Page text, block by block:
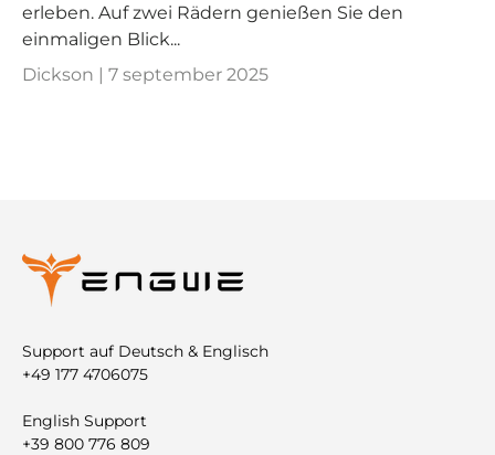
erleben. Auf zwei Rädern genießen Sie den
einmaligen Blick...
Dickson | 7 september 2025
Support auf Deutsch & Englisch
+49 177 4706075
English Support
+39 800 776 809